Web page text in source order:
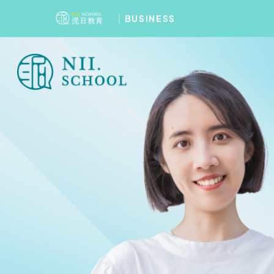
BUSINESS